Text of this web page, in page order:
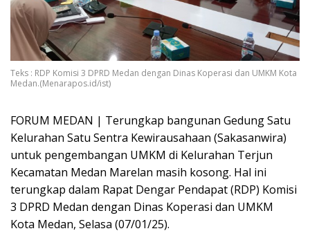
Teks : RDP Komisi 3 DPRD Medan dengan Dinas Koperasi dan UMKM Kota
Medan.(Menarapos.id/ist)
FORUM MEDAN | Terungkap bangunan Gedung Satu
Kelurahan Satu Sentra Kewirausahaan (Sakasanwira)
untuk pengembangan UMKM di Kelurahan Terjun
Kecamatan Medan Marelan masih kosong. Hal ini
terungkap dalam Rapat Dengar Pendapat (RDP) Komisi
3 DPRD Medan dengan Dinas Koperasi dan UMKM
Kota Medan, Selasa (07/01/25).